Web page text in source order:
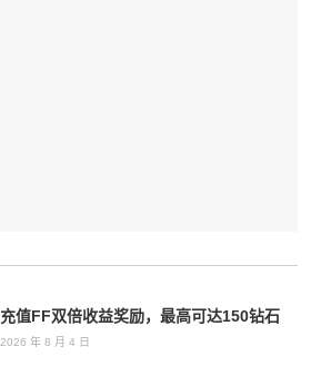
充值FF双倍收益奖励，最高可达150钻石
2026 年 8 月 4 日